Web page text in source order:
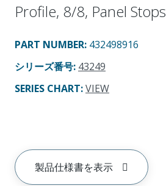
Profile, 8/8, Panel Stops
PART NUMBER: 432498916
シリーズ番号: 43249
SERIES CHART:VIEW
製品仕様書を表示